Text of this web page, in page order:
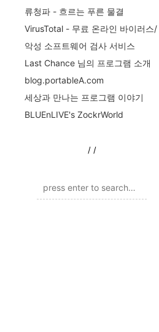
류청파 - 흐르는 푸른 물결
VirusTotal - 무료 온라인 바이러스/
악성 소프트웨어 검사 서비스
Last Chance 님의 프로그램 소개
blog.portableA.com
세상과 만나는 프로그램 이야기
BLUEnLIVE's ZockrWorld
/ /